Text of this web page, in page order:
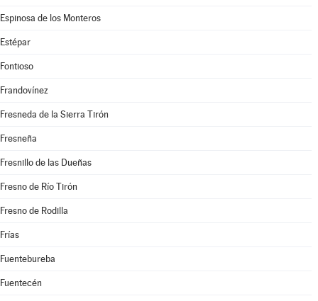
Espinosa de los Monteros
Estépar
Fontioso
Frandovínez
Fresneda de la Sierra Tirón
Fresneña
Fresnillo de las Dueñas
Fresno de Río Tirón
Fresno de Rodilla
Frías
Fuentebureba
Fuentecén